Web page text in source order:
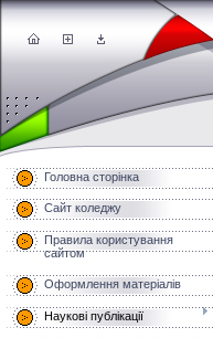
Головна сторінка
Сайт коледжу
Правила користування
сайтом
Оформлення матеріалів
Наукові публікації